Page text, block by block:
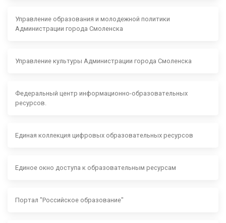
Управление образования и молодежной политики
Администрации города Смоленска
Управление культуры Администрации города Смоленска
Федеральный центр информационно-образовательных
ресурсов.
Единая коллекция цифровых образовательных ресурсов
Единое окно доступа к образовательным ресурсам
Портал "Российское образование"